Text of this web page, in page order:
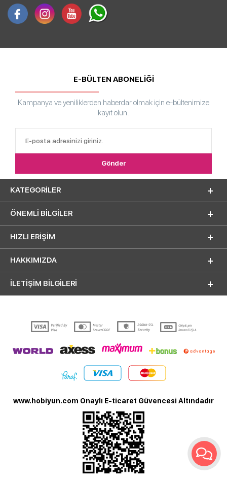
E-BÜLTEN ABONELİĞİ
Kampanya ve yeniliklerden haberdar olmak için e-bültenimize
kayıt olun.
KATEGORILER
ÖNEMLI BILGILER
HIZLI ERIŞIM
HAKKIMIZDA
İLETİŞİM BİLGİLERİ
www.hobiyun.com Onaylı E-ticaret Güvencesi Altındadır